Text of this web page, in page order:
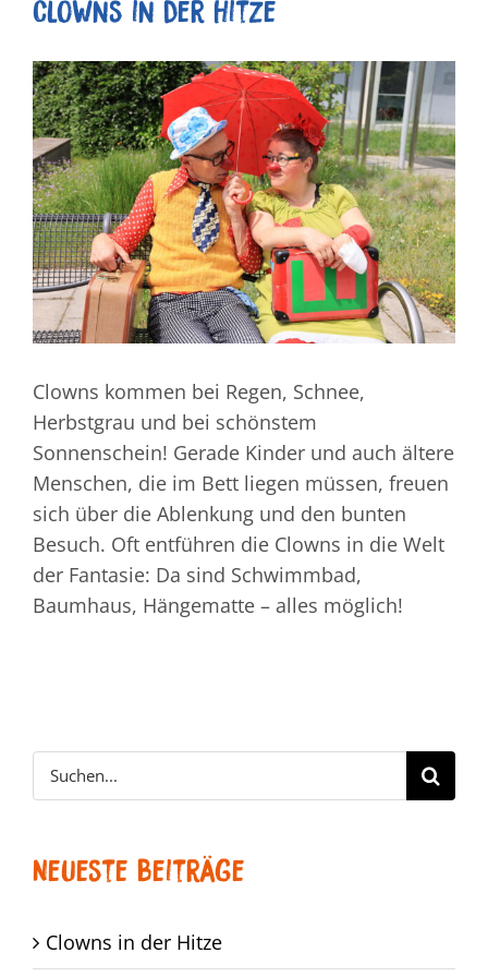
Clowns in der Hitze
Zeige
grösseres
Bild
Clowns kommen bei Regen, Schnee,
Herbstgrau und bei schönstem
Sonnenschein! Gerade Kinder und auch ältere
Menschen, die im Bett liegen müssen, freuen
sich über die Ablenkung und den bunten
Besuch. Oft entführen die Clowns in die Welt
der Fantasie: Da sind Schwimmbad,
Baumhaus, Hängematte – alles möglich!
Suche
nach:
Neueste Beiträge
Clowns in der Hitze